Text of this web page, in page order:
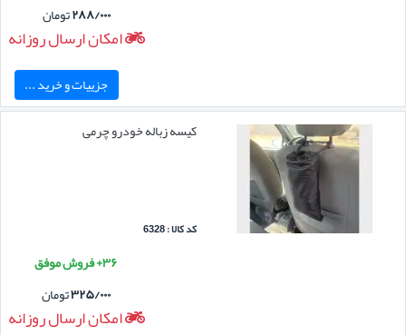
۲۸۸/۰۰۰تومان
امکان ارسال روزانه
جزییات و خرید ...
کیسه زباله خودرو چرمی
کد کالا : 6328
۳۶+ فروش موفق
۳۲۵/۰۰۰تومان
امکان ارسال روزانه